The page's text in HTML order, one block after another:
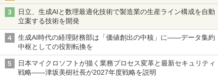
日立、生成AIと数理最適化技術で製造業の生産ライン構成を自動
立案する技術を開発
生成AI時代の経理財務部は「価値創出の中核」に――データ集約
中枢としての役割転換を
日本マイクロソフトが描く業務プロセス変革と最新セキュリティ
戦略――津坂美樹社長が2027年度戦略を説明